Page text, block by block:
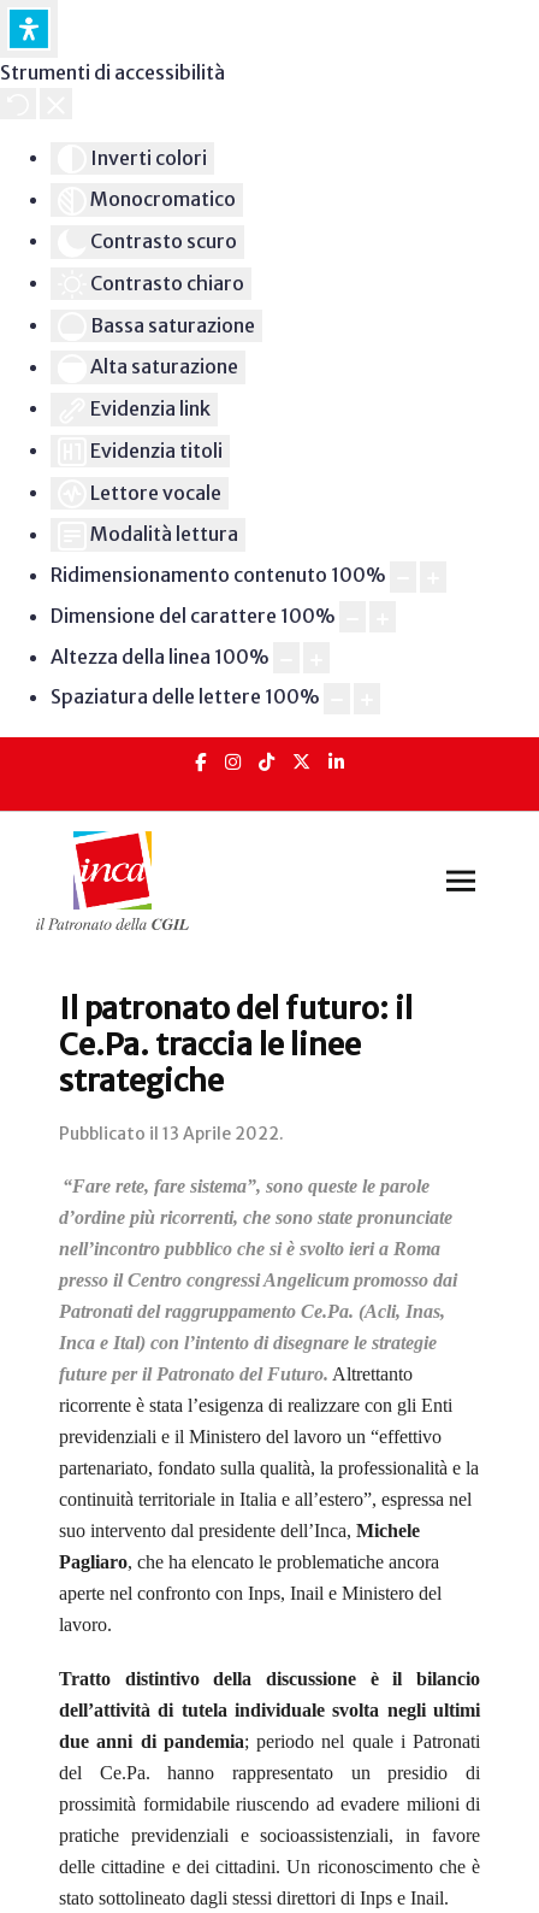
Strumenti di accessibilità
Inverti colori
Monocromatico
Contrasto scuro
Contrasto chiaro
Bassa saturazione
Alta saturazione
Evidenzia link
Evidenzia titoli
Lettore vocale
Modalità lettura
Ridimensionamento contenuto 100%
Dimensione del carattere 100%
Altezza della linea 100%
Spaziatura delle lettere 100%
Il patronato del futuro: il
Ce.Pa. traccia le linee
strategiche
Pubblicato il 13 Aprile 2022.
“Fare rete, fare sistema”, sono queste le parole
d’ordine più ricorrenti, che sono state pronunciate
nell’incontro pubblico che si è svolto ieri a Roma
presso il Centro congressi Angelicum promosso dai
Patronati del raggruppamento Ce.Pa. (Acli, Inas,
Inca e Ital) con l’intento di disegnare le strategie
future per il Patronato del Futuro. Altrettanto
ricorrente è stata l’esigenza di realizzare con gli Enti
previdenziali e il Ministero del lavoro un “effettivo
partenariato, fondato sulla qualità, la professionalità e la
continuità territoriale in Italia e all’estero”, espressa nel
suo intervento dal presidente dell’Inca, Michele
Pagliaro, che ha elencato le problematiche ancora
aperte nel confronto con Inps, Inail e Ministero del
lavoro.
Tratto distintivo della discussione è il bilancio
dell’attività di tutela individuale svolta negli ultimi
due anni di pandemia; periodo nel quale i Patronati
del Ce.Pa. hanno rappresentato un presidio di
prossimità formidabile riuscendo ad evadere milioni di
pratiche previdenziali e socioassistenziali, in favore
delle cittadine e dei cittadini.Un riconoscimento che è
stato sottolineato dagli stessi direttori di Inps e Inail.